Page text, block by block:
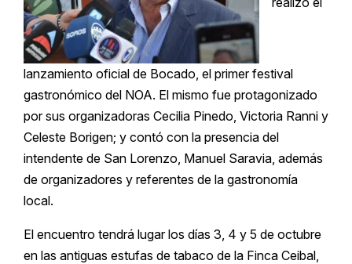
lanzamiento oficial de Bocado, el primer festival
gastronómico del NOA. El mismo fue protagonizado
por sus organizadoras Cecilia Pinedo, Victoria Ranni y
Celeste Borigen; y contó con la presencia del
intendente de San Lorenzo, Manuel Saravia, además
de organizadores y referentes de la gastronomía
local.
El encuentro tendrá lugar los días 3, 4 y 5 de octubre
en las antiguas estufas de tabaco de la Finca Ceibal,